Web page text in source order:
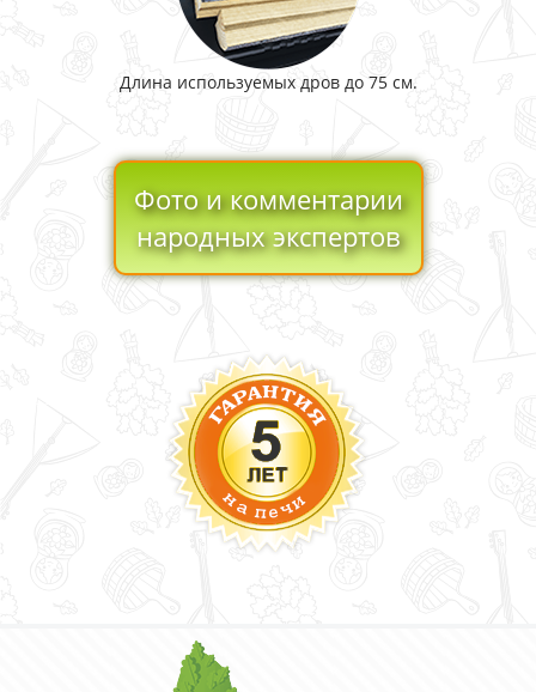
Длина используемых дров до 75 см.
Фото и комментарии
народных экспертов